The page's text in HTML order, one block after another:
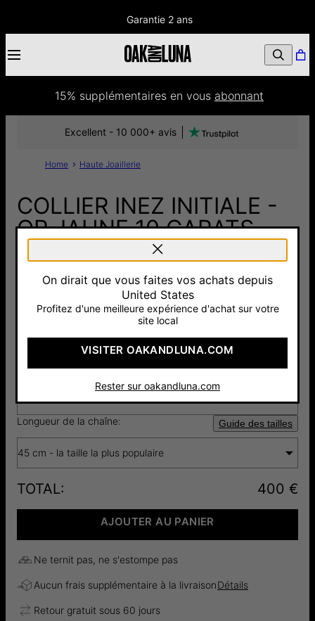
Garantie 2 ans
15% supplémentaires en vous abonnant
Home Haute Joaillerie
COLLIER INEZ INITIALE -
OR JAUNE 10 CARATS
400 €
Pay with Klarna
1 Avis
Excellent - 10 000+ avis
Sélectionnez le nombre d'initiales(1-5):
1ère initiale:
Police d'écriture
A
Longueur de la chaîne:
Guide des tailles
45 cm - la taille la plus populaire
TOTAL: 400 €
AJOUTER AU PANIER
Ne ternit pas, ne s'estompe pas
Aucun frais supplémentaire à la livraisonDétails
Retour gratuit sous 60 jours
On dirait que vous faites vos achats depuis
United States
Profitez d'une meilleure expérience d'achat sur votre
site local
VISITER OAKANDLUNA.COM
Rester sur oakandluna.com